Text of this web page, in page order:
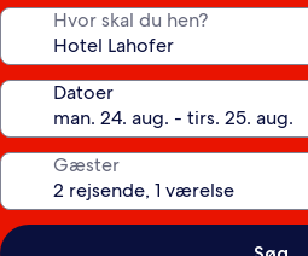
Hvor skal du hen?
Datoer
Gæster